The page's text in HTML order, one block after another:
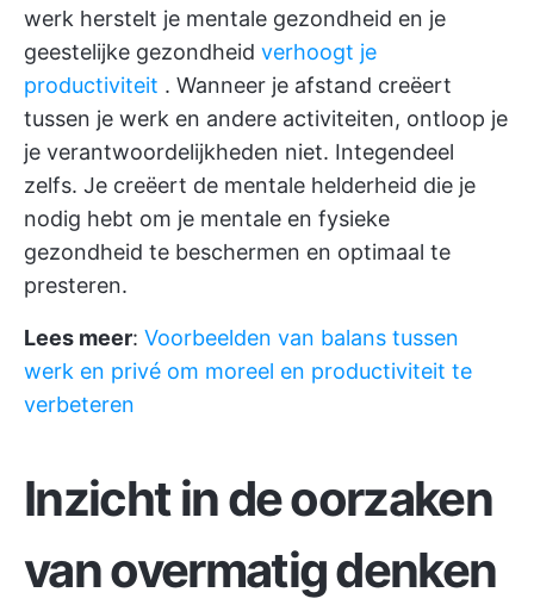
werk herstelt je mentale gezondheid en je
geestelijke gezondheid verhoogt je
productiviteit . Wanneer je afstand creëert
tussen je werk en andere activiteiten, ontloop je
je verantwoordelijkheden niet. Integendeel
zelfs. Je creëert de mentale helderheid die je
nodig hebt om je mentale en fysieke
gezondheid te beschermen en optimaal te
presteren.
Lees meer: Voorbeelden van balans tussen
werk en privé om moreel en productiviteit te
verbeteren
Inzicht in de oorzaken
van overmatig denken